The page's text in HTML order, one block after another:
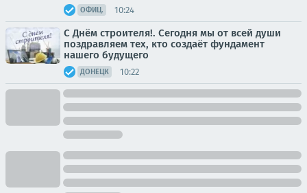
ОФИЦ. 10:24
С Днём строителя!. Сегодня мы от всей души
поздравляем тех, кто создаёт фундамент
нашего будущего
ДОНЕЦК 10:22